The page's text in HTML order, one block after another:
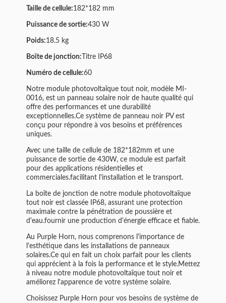
Taille de cellule:182*182 mm
Puissance de sortie:430 W
Poids:18.5 kg
Boîte de jonction: Titre IP68
Numéro de cellule:60
Notre module photovoltaïque tout noir, modèle MI-
0016, est un panneau solaire noir de haute qualité qui
offre des performances et une durabilité
exceptionnelles.Ce système de panneau noir PV est
conçu pour répondre à vos besoins et préférences
uniques.
Avec une taille de cellule de 182*182mm et une
puissance de sortie de 430W, ce module est parfait
pour des applications résidentielles et
commerciales.facilitant l'installation et le transport.
La boîte de jonction de notre module photovoltaïque
tout noir est classée IP68, assurant une protection
maximale contre la pénétration de poussière et
d'eau.fournir une production d'énergie efficace et fiable.
Au Purple Horn, nous comprenons l'importance de
l'esthétique dans les installations de panneaux
solaires.Ce qui en fait un choix parfait pour les clients
qui apprécient à la fois la performance et le style.Mettez
à niveau notre module photovoltaïque tout noir et
améliorez l'apparence de votre système solaire.
Choisissez Purple Horn pour vos besoins de système de